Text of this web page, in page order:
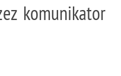
komunikator